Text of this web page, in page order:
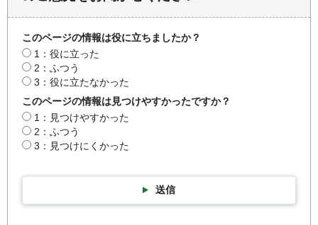
このページの情報は役に立ちましたか？
1：役に立った
2：ふつう
3：役に立たなかった
このページの情報は見つけやすかったですか？
1：見つけやすかった
2：ふつう
3：見つけにくかった
送信